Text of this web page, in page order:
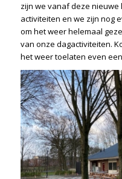
zijn we vanaf deze nieuwe
activiteiten en we zijn nog
om het weer helemaal
van onze dagactiviteiten.
het weer toelaten even